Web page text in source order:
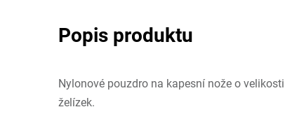
Nylonové pouzdro na kapesní nože o
želízek.